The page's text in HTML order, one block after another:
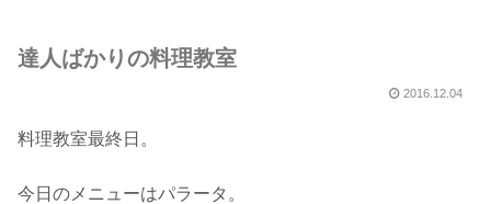
達人ばかりの料理教室
2016.12.04
料理教室最終日。
今日のメニューはパラータ。